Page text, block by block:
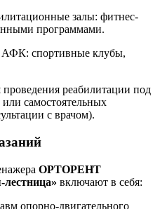
залы: фитнес-
программами.
спортивные клубы,
реабилитации под
самостоятельных
с врачом).
ОРТОРЕНТ
включают в себя:
опорно-двигательного